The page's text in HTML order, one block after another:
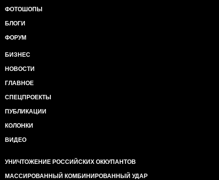
ФОТОШОПЫ
БЛОГИ
ФОРУМ
БИЗНЕС
НОВОСТИ
ГЛАВНОЕ
СПЕЦПРОЕКТЫ
ПУБЛИКАЦИИ
КОЛОНКИ
ВИДЕО
УНИЧТОЖЕНИЕ РОССИЙСКИХ ОККУПАНТОВ
МАССИРОВАННЫЙ КОМБИНИРОВАННЫЙ УДАР